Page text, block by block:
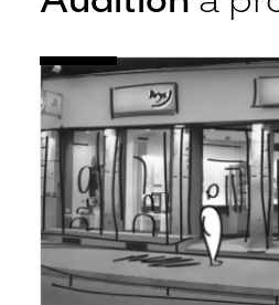
Audioprothésiste
Basse-
Goulaine
-
Cc
Pôle
Sud
-
Krys
Voir
la
fiche